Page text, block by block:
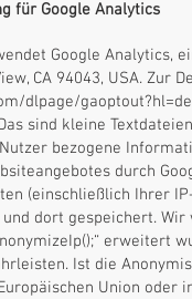
für Google Analytics
Google Analytics,
CA 94043, USA. Zur
dlpage/gaoptout?hl=de
sind kleine
bezogene
durch
(einschließlich Ihrer
dort gespeichert.
erweitert
Ist die
Union oder